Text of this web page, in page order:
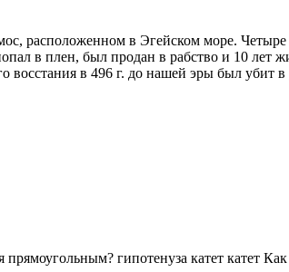
расположенном в Эгейском море.
в плен, был продан в рабство и 10
восстания в 496 г. до нашей эры был убит в
прямоугольным? гипотенуза катет катет